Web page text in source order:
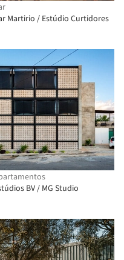
Martirio / Estúdio Curtidores
BV / MG Studio